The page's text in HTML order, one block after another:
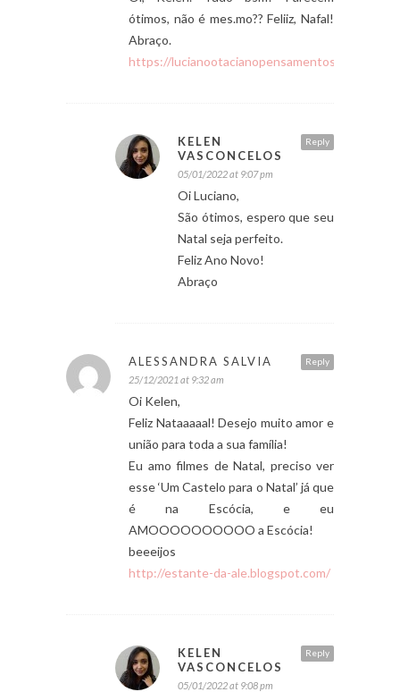
ótimos, não é mes.mo?? Feliiz, Nafal!
Abraço.
https://
Reply
KELEN
VASCONCELOS
05/01/2022 at 9:07 pm
Oi Luciano,
São ótimos, espero que seu
Natal seja perfeito.
Feliz Ano Novo!
Abraço
Reply
ALESSANDRA SALVIA
25/12/2021 at 9:32 am
Oi Kelen,
Feliz Nataaaaal! Desejo muito amor e
união para toda a sua família!
Eu amo filmes de Natal, preciso ver
esse ‘Um Castelo para o Natal’ já que
é na Escócia, e eu
AMOOOOOOOOOO a Escócia!
beeeijos
http://estante-da-ale.blogspot.com/
Reply
KELEN
VASCONCELOS
05/01/2022 at 9:08 pm